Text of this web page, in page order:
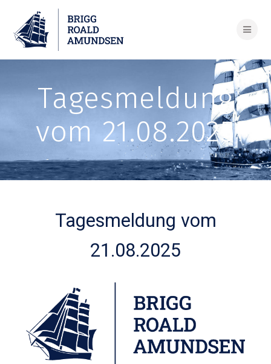
Tagesmeldung
vom 21.08.2025
Tagesmeldung vom
21.08.2025